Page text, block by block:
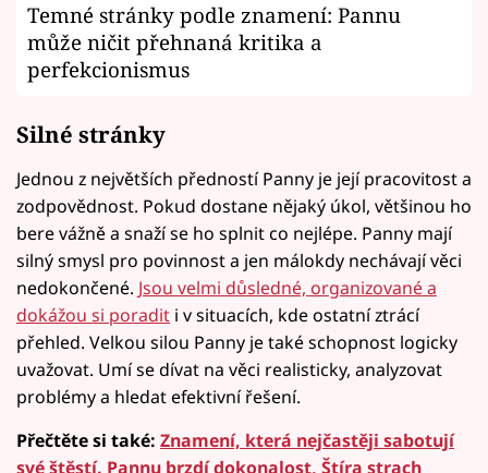
Temné stránky podle znamení: Pannu
může ničit přehnaná kritika a
perfekcionismus
Silné stránky
Jednou z největších předností Panny je její pracovitost a
zodpovědnost. Pokud dostane nějaký úkol, většinou ho
bere vážně a snaží se ho splnit co nejlépe. Panny mají
silný smysl pro povinnost a jen málokdy nechávají věci
nedokončené. Jsou velmi důsledné, organizované a
dokážou si poradit i v situacích, kde ostatní ztrácí
přehled. Velkou silou Panny je také schopnost logicky
uvažovat. Umí se dívat na věci realisticky, analyzovat
problémy a hledat efektivní řešení.
Přečtěte si také: Znamení, která nejčastěji sabotují
své štěstí. Pannu brzdí dokonalost, Štíra strach